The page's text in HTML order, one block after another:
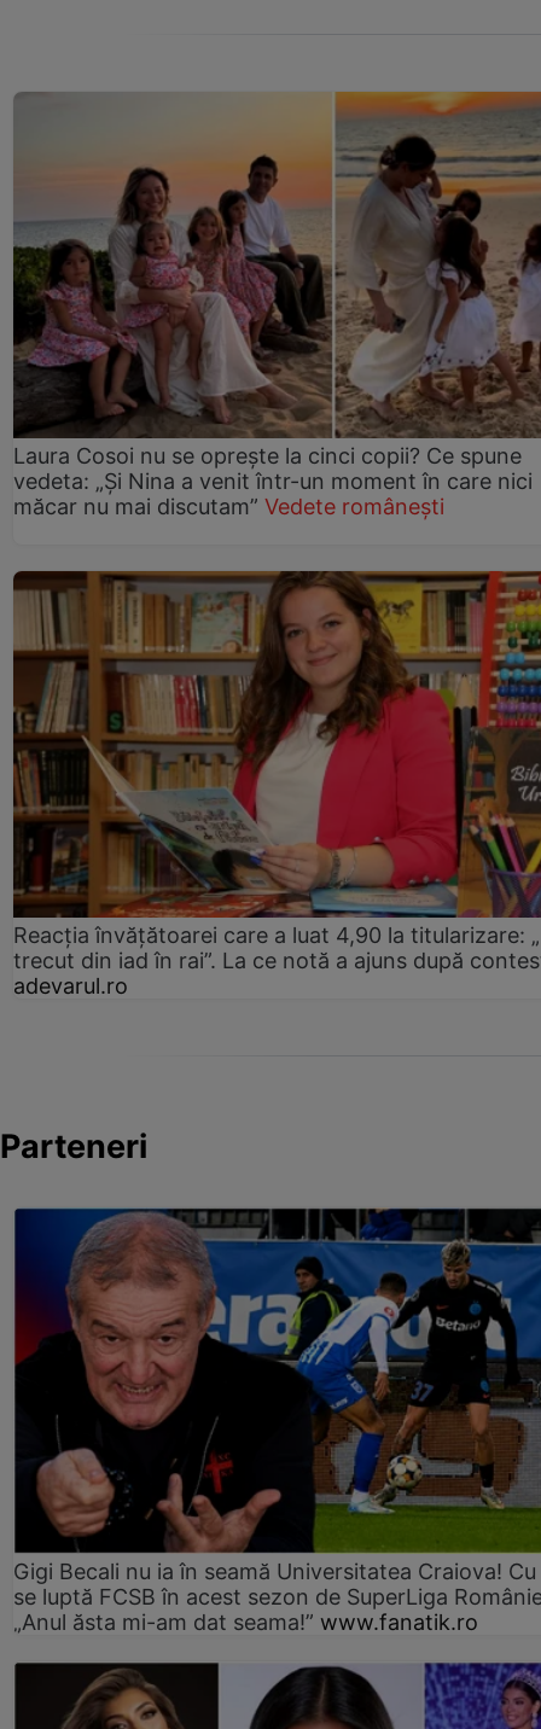
Laura Cosoi nu se oprește la cinci copii? Ce spune
vedeta: „Și Nina a venit într-un moment în care nici
măcar nu mai discutam” Vedete românești
Reacția învățătoarei care a luat 4,90 la titularizare:
trecut din iad în rai”. La ce notă a ajuns după
adevarul.ro
Parteneri
Gigi Becali nu ia în seamă Universitatea Craiova!
se luptă FCSB în acest sezon de SuperLiga
„Anul ăsta mi-am dat seama!” www.fanatik.ro